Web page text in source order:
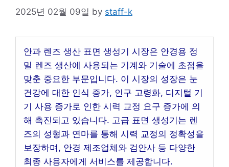
2025년 02월 09일 by staff-k
안과 렌즈 생산 표면 생성기 시장은 안경용 정
밀 렌즈 생산에 사용되는 기계와 기술에 초점을
맞춘 중요한 부문입니다. 이 시장의 성장은 눈
건강에 대한 인식 증가, 인구 고령화, 디지털 기
기 사용 증가로 인한 시력 교정 요구 증가에 의
해 촉진되고 있습니다. 고급 표면 생성기는 렌
즈의 성형과 연마를 통해 시력 교정의 정확성을
보장하며, 안경 제조업체와 검안사 등 다양한
최종 사용자에게 서비스를 제공합니다.